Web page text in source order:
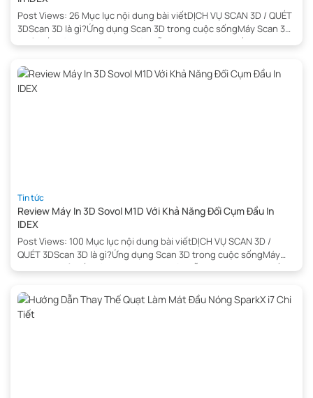
Post Views: 26 Mục lục nội dung bài viếtDỊCH VỤ SCAN 3D / QUÉT
3DScan 3D là gì?Ứng dụng Scan 3D trong cuộc sốngMáy Scan 3D
phổ biến dùng trong việc quét mẫu 3DĐơn vị cung cấp dịch vụ
scan 3D, […]
Tin tức
Review Máy In 3D Sovol M1D Với Khả Năng Đổi Cụm Đầu In
IDEX
Post Views: 100 Mục lục nội dung bài viếtDỊCH VỤ SCAN 3D /
QUÉT 3DScan 3D là gì?Ứng dụng Scan 3D trong cuộc sốngMáy
Scan 3D phổ biến dùng trong việc quét mẫu 3DĐơn vị cung cấp
trình scan 3D, […]